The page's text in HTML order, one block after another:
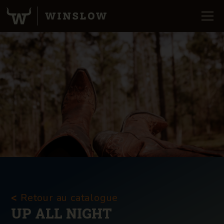
< Retour au catalogue
UP ALL NIGHT